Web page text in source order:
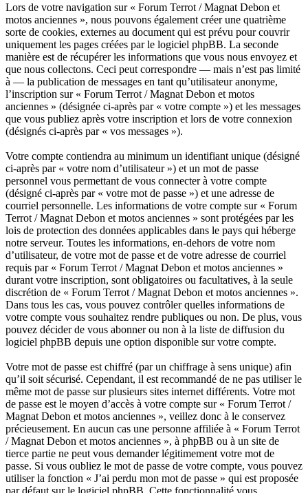
Lors de votre navigation sur « Forum Terrot / Magnat Debon et
motos anciennes », nous pouvons également créer une quatrième
sorte de cookies, externes au document qui est prévu pour couvrir
uniquement les pages créées par le logiciel phpBB. La seconde
manière est de récupérer les informations que vous nous envoyez et
que nous collectons. Ceci peut correspondre — mais n’est pas limité
à — la publication de messages en tant qu’utilisateur anonyme,
l’inscription sur « Forum Terrot / Magnat Debon et motos
anciennes » (désignée ci-après par « votre compte ») et les messages
que vous publiez après votre inscription et lors de votre connexion
(désignés ci-après par « vos messages »).
Votre compte contiendra au minimum un identifiant unique (désigné
ci-après par « votre nom d’utilisateur ») et un mot de passe
personnel vous permettant de vous connecter à votre compte
(désigné ci-après par « votre mot de passe ») et une adresse de
courriel personnelle. Les informations de votre compte sur « Forum
Terrot / Magnat Debon et motos anciennes » sont protégées par les
lois de protection des données applicables dans le pays qui héberge
notre serveur. Toutes les informations, en-dehors de votre nom
d’utilisateur, de votre mot de passe et de votre adresse de courriel
requis par « Forum Terrot / Magnat Debon et motos anciennes »
durant votre inscription, sont obligatoires ou facultatives, à la seule
discrétion de « Forum Terrot / Magnat Debon et motos anciennes ».
Dans tous les cas, vous pouvez contrôler quelles informations de
votre compte vous souhaitez rendre publiques ou non. De plus, vous
pouvez décider de vous abonner ou non à la liste de diffusion du
logiciel phpBB depuis une option disponible sur votre compte.
Votre mot de passe est chiffré (par un chiffrage à sens unique) afin
qu’il soit sécurisé. Cependant, il est recommandé de ne pas utiliser le
même mot de passe sur plusieurs sites internet différents. Votre mot
de passe est le moyen d’accès à votre compte sur « Forum Terrot /
Magnat Debon et motos anciennes », veillez donc à le conservez
précieusement. En aucun cas une personne affiliée à « Forum Terrot
/ Magnat Debon et motos anciennes », à phpBB ou à un site de
tierce partie ne peut vous demander légitimement votre mot de
passe. Si vous oubliez le mot de passe de votre compte, vous pouvez
utiliser la fonction « J’ai perdu mon mot de passe » qui est proposée
par défaut sur le logiciel phpBB. Cette fonctionnalité vous